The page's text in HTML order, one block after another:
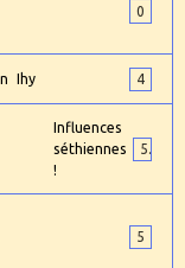
0
Ihy 4
Influences
séthiennes
!
5
5